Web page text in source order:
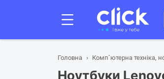
Головна Комп`ютерна техніка,
Ноутбуки